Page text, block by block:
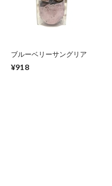
ブルーベリーサングリア
¥918